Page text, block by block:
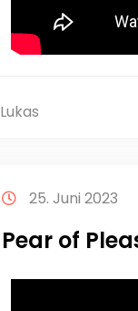
Lukas
25. Juni 2023
Pear of